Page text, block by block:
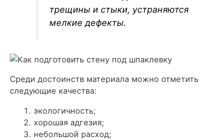
трещины и стыки, устраняются
мелкие дефекты.
Среди достоинств материала можно отметить
следующие качества:
экологичность;
хорошая адгезия;
небольшой расход;